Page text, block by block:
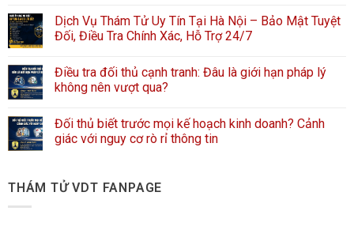
Dịch Vụ Thám Tử Uy Tín Tại Hà Nội – Bảo Mật Tuyệt
Đối, Điều Tra Chính Xác, Hỗ Trợ 24/7
Điều tra đối thủ cạnh tranh: Đâu là giới hạn pháp lý
không nên vượt qua?
Đối thủ biết trước mọi kế hoạch kinh doanh? Cảnh
giác với nguy cơ rò rỉ thông tin
THÁM TỬ VDT FANPAGE